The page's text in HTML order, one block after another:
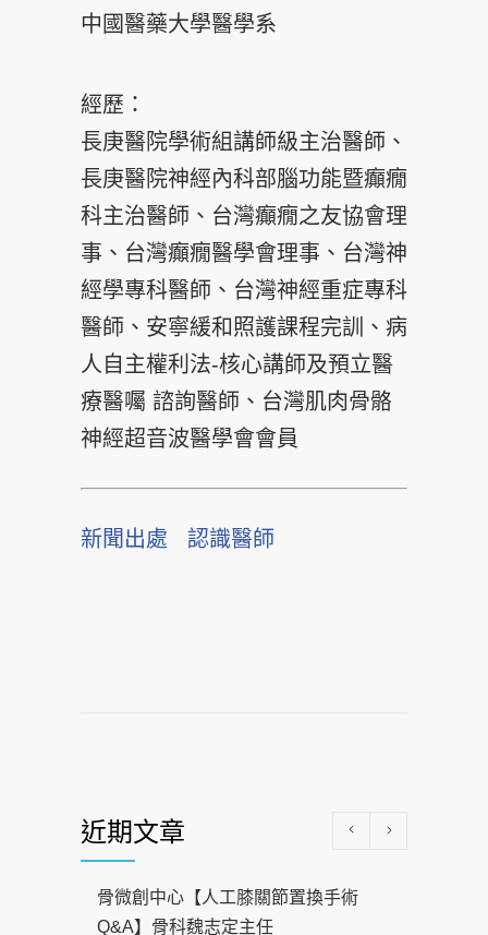
中國醫藥大學醫學系
經歷：
長庚醫院學術組講師級主治醫師、
長庚醫院神經內科部腦功能暨癲癇
科主治醫師、台灣癲癇之友協會理
事、台灣癲癇醫學會理事、台灣神
經學專科醫師、台灣神經重症專科
醫師、安寧緩和照護課程完訓、病
人自主權利法-核心講師及預立醫
療醫囑 諮詢醫師、台灣肌肉骨骼
神經超音波醫學會會員
新聞出處 認識醫師
近期文章
骨微創中心【人工膝關節置換手術
Q&A】骨科魏志定主任